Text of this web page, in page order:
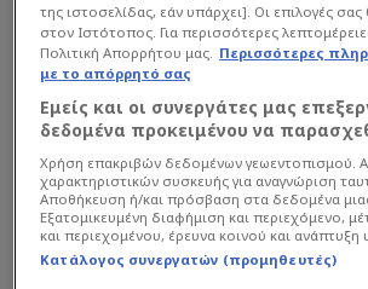
Διαβάστε περισσότερα στοstar.gr
της ιστοσελίδας, εάν υπάρχει]. Οι επιλογές
στον Ιστότοπος. Για περισσότερες
Πολιτική Απορρήτου μας. Περισσότερες
με το απόρρητό σας
Εμείς και οι συνεργάτες μας
δεδομένα προκειμένου να
Χρήση επακριβών δεδομένων γεωεντοπισμού.
χαρακτηριστικών συσκευής για αναγνώριση
Αποθήκευση ή/και πρόσβαση στα δεδομένα
Εξατομικευμένη διαφήμιση και περιεχόμενο,
και περιεχομένου, έρευνα κοινού και ανάπτυξη
Κατάλογος συνεργατών (προμηθευτές)